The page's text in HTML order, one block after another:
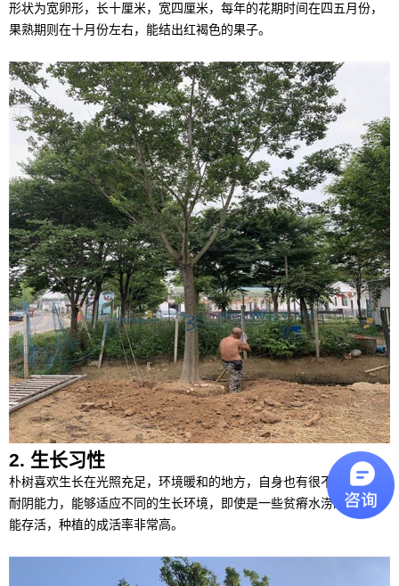
形状为宽卵形，长十厘米，宽四厘米，每年的花期时间在四五月份，
果熟期则在十月份左右，能结出红褐色的果子。
2. 生长习性
朴树喜欢生长在光照充足，环境暖和的地方，自身也有很不错的耐寒
耐阴能力，能够适应不同的生长环境，即使是一些贫瘠水涝的地方也
能存活，种植的成活率非常高。